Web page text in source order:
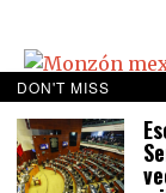
Monzón
Causará lluvias
DON'T MISS